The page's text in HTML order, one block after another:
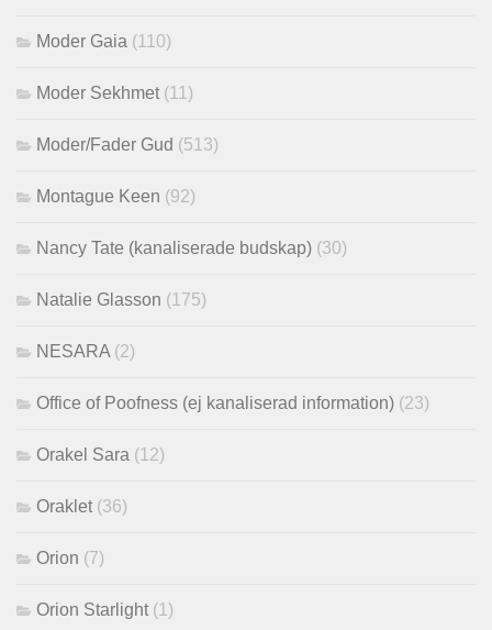
Moder Gaia (110)
Moder Sekhmet (11)
Moder/Fader Gud (513)
Montague Keen (92)
Nancy Tate (kanaliserade budskap) (30)
Natalie Glasson (175)
NESARA (2)
Office of Poofness (ej kanaliserad information) (23)
Orakel Sara (12)
Oraklet (36)
Orion (7)
Orion Starlight (1)